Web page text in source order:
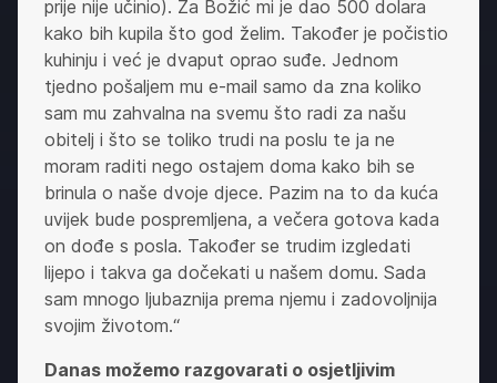
prije nije učinio). Za Božić mi je dao 500 dolara
kako bih kupila što god želim. Također je počistio
kuhinju i već je dvaput oprao suđe. Jednom
tjedno pošaljem mu e-mail samo da zna koliko
sam mu zahvalna na svemu što radi za našu
obitelj i što se toliko trudi na poslu te ja ne
moram raditi nego ostajem doma kako bih se
brinula o naše dvoje djece. Pazim na to da kuća
uvijek bude pospremljena, a večera gotova kada
on dođe s posla. Također se trudim izgledati
lijepo i takva ga dočekati u našem domu. Sada
sam mnogo ljubaznija prema njemu i zadovoljnija
svojim životom.“
Danas možemo razgovarati o osjetljivim